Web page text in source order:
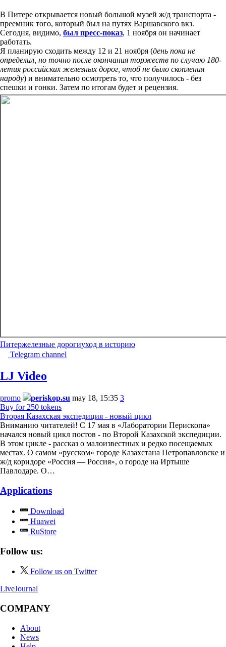
В Питере открывается новый большой музей ж/д транспорта -
преемник того, который был на путях Варшавского вкз.
Сегодня, видимо, был пресс-показ, 1 ноября он начинает
работать.
Я планирую сходить между 12 и 21 ноября (день пока не
определил, но точно после окончания торжеств по случаю 180-
летия российских железных дорог, чтоб не было скопления
народу) и внимательно осмотреть то, что получилось - без
спешки и гонки. Затем по итогам будет и рецензия.
Питержелезные дорогиуход в историю
Telegram channel
LJ Video
promo periskop.su may 18, 15:35 3
Buy for 250 tokens
Вторая Казахская экспедиция - новый цикл
Вниманию читателей! С 17 мая в «Лаборатории Перископа»
начался новый цикл постов - по Второй Казахской экспедиции.
В этом цикле - рассказ о малоизвестных и редко посещаемых
местах. О самом «русском» городе Казахстана Петропавловске и
ж/д коридоре «Россия — Россия», о городе на Иртыше
Павлодаре. О…
Applications
Download
Huawei
RuStore
Follow us:
Follow us on Twitter
LiveJournal
COMPANY
About
News